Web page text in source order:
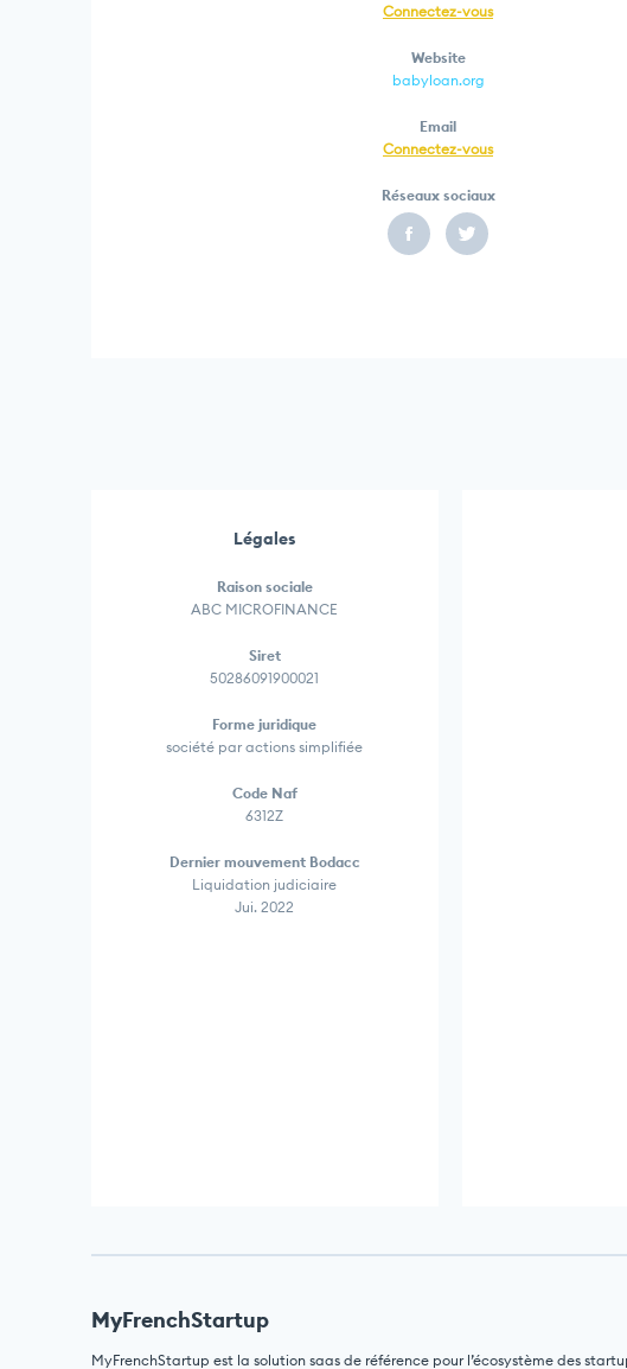
Connectez-vous
Website
babyloan.org
Email
Connectez-vous
Réseaux sociaux
Légales
Raison sociale
ABC MICROFINANCE
Siret
50286091900021
Forme juridique
société par actions simplifiée
Code Naf
6312Z
Dernier mouvement Bodacc
Liquidation judiciaire
Jui. 2022
MyFrenchStartup
MyFrenchStartup est la solution saas de référence pour l’écosystème des